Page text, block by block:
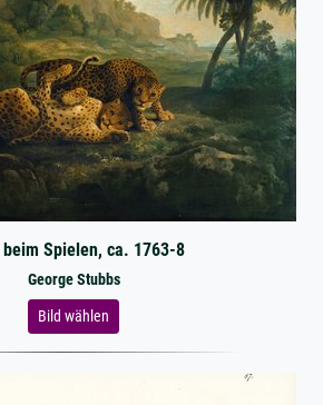
Spielen, ca. 1763-8
George Stubbs
Bild wählen